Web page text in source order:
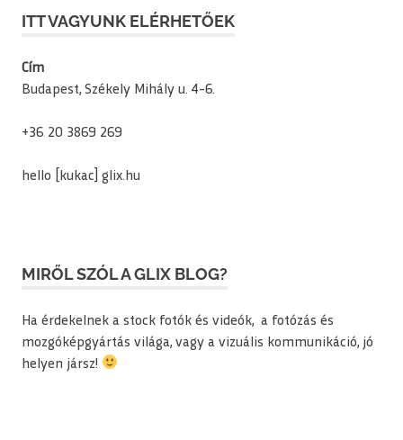
ITT VAGYUNK ELÉRHETŐEK
Cím
Budapest, Székely Mihály u. 4-6.
+36 20 3869 269
hello [kukac] glix.hu
MIRŐL SZÓL A GLIX BLOG?
Ha érdekelnek a stock fotók és videók, a fotózás és
mozgóképgyártás világa, vagy a vizuális kommunikáció, jó
helyen jársz!